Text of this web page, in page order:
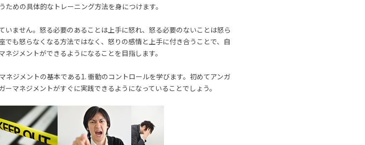
めの具体的なトレーニング方法を身につけます。
ません。怒る必要のあることは上手に怒れ、怒る必要のないことは怒ら
も怒らなくなる方法ではなく、怒りの感情と上手に付き合うことで、自
ジメントができるようになることを目指します。
ネジメントの基本である1. 衝動のコントロールを学びます。初めてアンガ
マネジメントがすぐに実践できるようになっていることでしょう。